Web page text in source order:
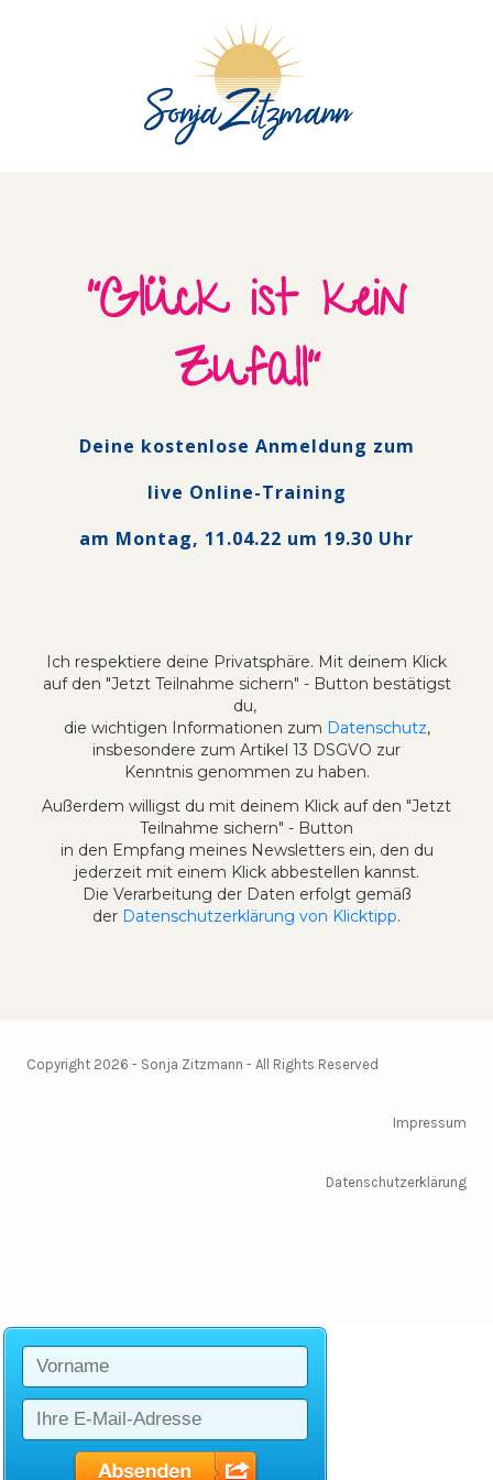
"Glück ist kein
Zufall"
Deine kostenlose Anmeldung zum
live Online-Training
am Montag, 11.04.22 um 19.30 Uhr
Ich respektiere deine Privatsphäre. Mit deinem Klick
auf den "Jetzt Teilnahme sichern" - Button bestätigst
du,
die wichtigen Informationen zum Datenschutz,
insbesondere zum Artikel 13 DSGVO zur
Kenntnis genommen zu haben.
Außerdem willigst du mit deinem Klick auf den "Jetzt
Teilnahme sichern" - Button
in den Empfang meines Newsletters ein, den du
jederzeit mit einem Klick abbestellen kannst.
Die Verarbeitung der Daten erfolgt gemäß
der Datenschutzerklärung von Klicktipp.
Copyright 2026 - Sonja Zitzmann - All Rights Reserved
Impressum
Datenschutzerklärung